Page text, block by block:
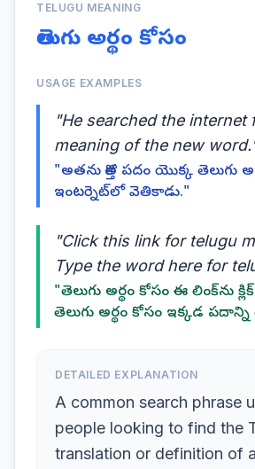
TELUGU MEANING
తెలుగు అర్థం కోసం
USAGE EXAMPLES
"He searched the internet
meaning of the new
"అతను కొత్త పదం యొక్క తెలుగు
ఇంటర్నెట్‌లో వెతికాడు."
"Click this link for telugu
Type the word here for
"తెలుగు అర్థం కోసం ఈ లింక్‌ను
తెలుగు అర్థం కోసం ఇక్కడ
DETAILED EXPLANATION
A common search phrase
people looking to find the
translation or definition of